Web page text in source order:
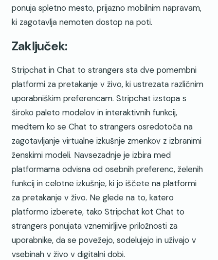
ponuja spletno mesto, prijazno mobilnim napravam,
ki zagotavlja nemoten dostop na poti.
Zaključek:
Stripchat in Chat to strangers sta dve pomembni
platformi za pretakanje v živo, ki ustrezata različnim
uporabniškim preferencam. Stripchat izstopa s
široko paleto modelov in interaktivnih funkcij,
medtem ko se Chat to strangers osredotoča na
zagotavljanje virtualne izkušnje zmenkov z izbranimi
ženskimi modeli. Navsezadnje je izbira med
platformama odvisna od osebnih preferenc, želenih
funkcij in celotne izkušnje, ki jo iščete na platformi
za pretakanje v živo. Ne glede na to, katero
platformo izberete, tako Stripchat kot Chat to
strangers ponujata vznemirljive priložnosti za
uporabnike, da se povežejo, sodelujejo in uživajo v
vsebinah v živo v digitalni dobi.